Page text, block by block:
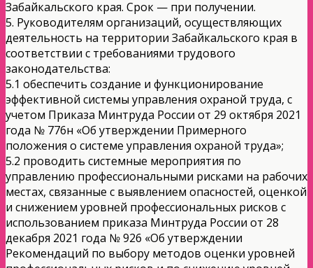
Забайкальского края. Срок — при получении.
5. Руководителям организаций, осуществляющих
деятельность на территории Забайкальского края в
соответствии с требованиями трудового
законодательства:
5.1 обеспечить создание и функционирование
эффективной системы управления охраной труда, с
учетом Приказа Минтруда России от 29 октября 2021
года № 776н «Об утверждении Примерного
положения о системе управления охраной труда»;
5.2 проводить системные мероприятия по
управлению профессиональными рисками на рабочих
местах, связанные с выявлением опасностей, оценкой
и снижением уровней профессиональных рисков с
использованием приказа Минтруда России от 28
декабря 2021 года № 926 «Об утверждении
Рекомендаций по выбору методов оценки уровней